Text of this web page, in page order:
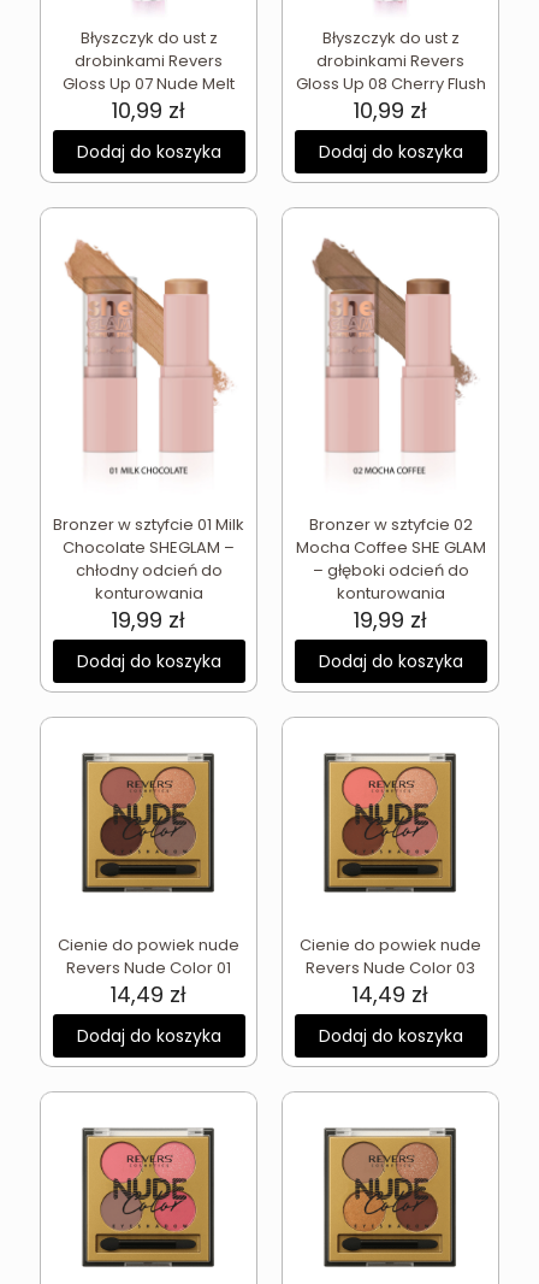
Błyszczyk do ust z
drobinkami Revers
Gloss Up 07 Nude Melt
10,99 zł
Dodaj do koszyka
Błyszczyk do ust z
drobinkami Revers
Gloss Up 08 Cherry Flush
10,99 zł
Dodaj do koszyka
Bronzer w sztyfcie 01 Milk
Chocolate SHEGLAM –
chłodny odcień do
konturowania
19,99 zł
Dodaj do koszyka
Bronzer w sztyfcie 02
Mocha Coffee SHE GLAM
– głęboki odcień do
konturowania
19,99 zł
Dodaj do koszyka
Cienie do powiek nude
Revers Nude Color 01
14,49 zł
Dodaj do koszyka
Cienie do powiek nude
Revers Nude Color 03
14,49 zł
Dodaj do koszyka